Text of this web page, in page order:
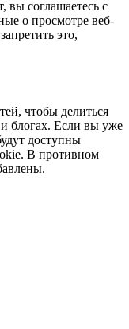
вы соглашаетесь с
о просмотре веб-
это,
чтобы делиться
блогах. Если вы уже
доступны
В противном